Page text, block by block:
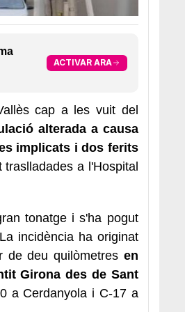
ACTIVAR ARA
cap a les vuit del
alterada a causa
implicats i dos ferits
a l'Hospital
tonatge i s'ha pogut
incidència ha originat
de deu quilòmetres en
Girona des de Sant
a Cerdanyola i C-17 a